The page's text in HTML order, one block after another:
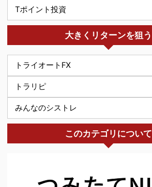
Tポイント投資
大きくリターンを狙う
トライオートFX
トラリピ
みんなのシストレ
このカテゴリについて